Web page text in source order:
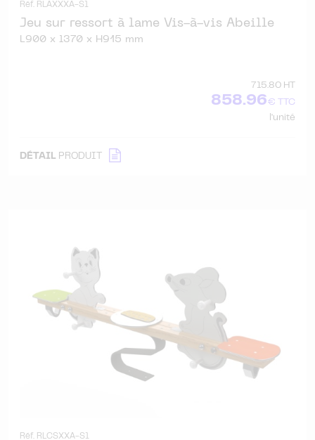
Réf. RLAXXXA-S1
Jeu sur ressort à lame Vis-à-vis Abeille
L900 x l370 x H915 mm
715.80 HT
858.96€ TTC
l'unité
DÉTAIL PRODUIT
Réf. RLCSXXA-S1